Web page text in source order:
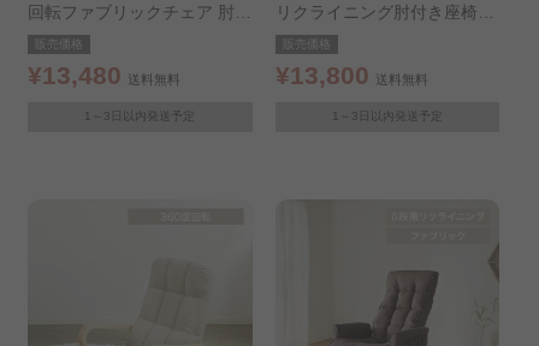
回転ファブリックチェア 肘な
しタイプ ブルー
販売価格
¥13,480 送料無料
1～3日以内発送予定
リクライニング肘付き座椅子
ブラウン
販売価格
¥13,800 送料無料
1～3日以内発送予定